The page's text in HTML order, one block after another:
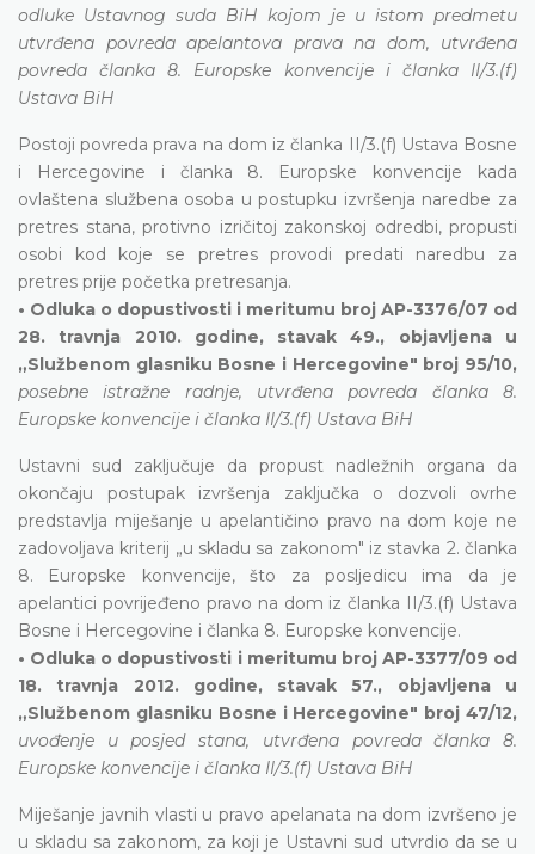
odluke Ustavnog suda BiH kojom je u istom predmetu
utvrđena povreda apelantova prava na dom, utvrđena
povreda članka 8. Europske konvencije i članka II/3.(f)
Ustava BiH
Postoji povreda prava na dom iz članka II/3.(f) Ustava Bosne
i Hercegovine i članka 8. Europske konvencije kada
ovlaštena službena osoba u postupku izvršenja naredbe za
pretres stana, protivno izričitoj zakonskoj odredbi, propusti
osobi kod koje se pretres provodi predati naredbu za
pretres prije početka pretresanja.
• Odluka o dopustivosti i meritumu broj AP-3376/07 od
28. travnja 2010. godine, stavak 49., objavljena u
„Službenom glasniku Bosne i Hercegovine" broj 95/10,
posebne istražne radnje, utvrđena povreda članka 8.
Europske konvencije i članka II/3.(f) Ustava BiH
Ustavni sud zaključuje da propust nadležnih organa da
okončaju postupak izvršenja zaključka o dozvoli ovrhe
predstavlja miješanje u apelantičino pravo na dom koje ne
zadovoljava kriterij „u skladu sa zakonom" iz stavka 2. članka
8. Europske konvencije, što za posljedicu ima da je
apelantici povrijeđeno pravo na dom iz članka II/3.(f) Ustava
Bosne i Hercegovine i članka 8. Europske konvencije.
• Odluka o dopustivosti i meritumu broj AP-3377/09 od
18. travnja 2012. godine, stavak 57., objavljena u
„Službenom glasniku Bosne i Hercegovine" broj 47/12,
uvođenje u posjed stana, utvrđena povreda članka 8.
Europske konvencije i članka II/3.(f) Ustava BiH
Miješanje javnih vlasti u pravo apelanata na dom izvršeno je
u skladu sa zakonom, za koji je Ustavni sud utvrdio da se u